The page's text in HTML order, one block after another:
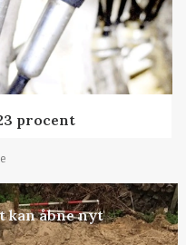
procent
kan åbne nyt